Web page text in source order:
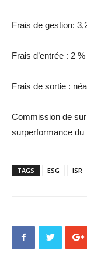
Frais de gestion:
Frais d’entrée : 2 %
Frais de sortie :
Commission de
surperformance du
TAGS ESG ISR